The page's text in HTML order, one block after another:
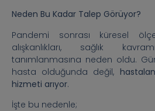
Neden Bu Kadar Talep Görüyor?
Pandemi sonrası küresel
alışkanlıkları, sağlık
tanımlanmasına neden oldu.
hasta olduğunda değil,
hizmeti arıyor.
İşte bu nedenle;